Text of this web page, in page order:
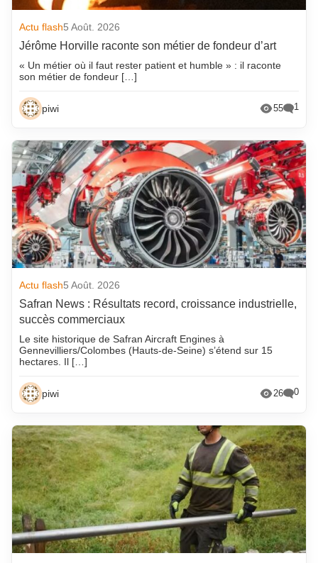
Actu flash5 Août. 2026
Jérôme Horville raconte son métier de fondeur d’art
« Un métier où il faut rester patient et humble » : il raconte
son métier de fondeur […]
piwi 55 1
Actu flash5 Août. 2026
Safran News : Résultats record, croissance industrielle,
succès commerciaux
Le site historique de Safran Aircraft Engines à
Gennevilliers/Colombes (Hauts-de-Seine) s’étend sur 15
hectares. Il […]
piwi 26 0